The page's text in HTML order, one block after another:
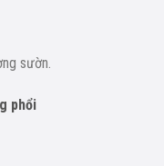
sườn.
phổi